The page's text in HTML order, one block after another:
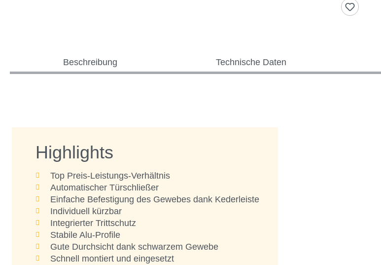
Beschreibung Technische Daten
Highlights
Top Preis-Leistungs-Verhältnis
Automatischer Türschließer
Einfache Befestigung des Gewebes dank Kederleiste
Individuell kürzbar
Integrierter Trittschutz
Stabile Alu-Profile
Gute Durchsicht dank schwarzem Gewebe
Schnell montiert und eingesetzt